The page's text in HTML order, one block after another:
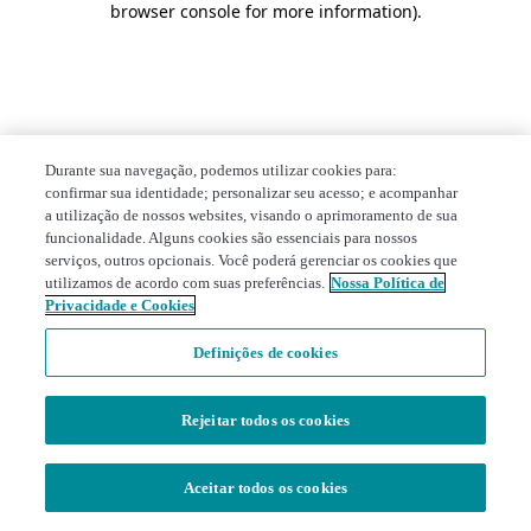
browser console for more information).
Durante sua navegação, podemos utilizar cookies para:
confirmar sua identidade; personalizar seu acesso; e acompanhar
a utilização de nossos websites, visando o aprimoramento de sua
funcionalidade. Alguns cookies são essenciais para nossos
serviços, outros opcionais. Você poderá gerenciar os cookies que
utilizamos de acordo com suas preferências. Nossa Política de
Privacidade e Cookies
Definições de cookies
Rejeitar todos os cookies
Aceitar todos os cookies